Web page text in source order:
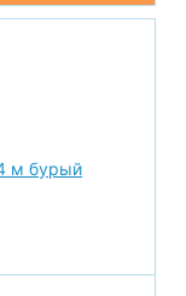
м бурый